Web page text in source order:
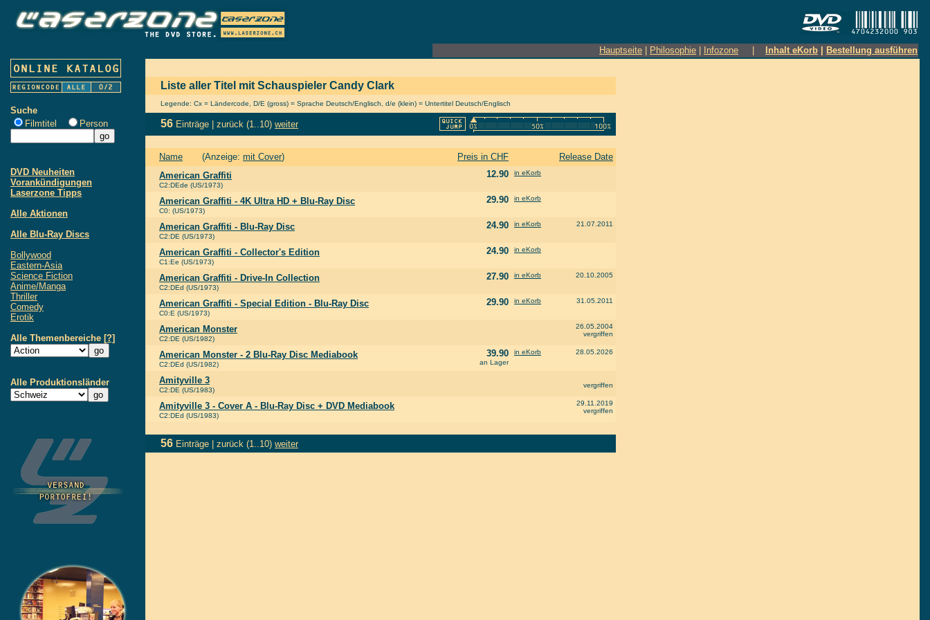
Hauptseite Philosophie Infozone Inhalt eKorb Bestellung ausführen
Suche
Filmtitel
Person
DVD Neuheiten
Vorankündigungen
Laserzone Tipps
Alle Aktionen
Alle Blu-Ray Discs
Bollywood
Eastern-Asia
Science Fiction
Anime/Manga
Thriller
Comedy
Erotik
Alle Themenbereiche [?]
Alle Produktionsländer
Liste aller Titel mit Schauspieler Candy Clark
Legende: Cx = Ländercode, D/E (gross) = Sprache Deutsch/Englisch, d/e (klein) = Untertitel Deutsch/Englisch
56 Einträge | zurück (1..10) weiter
Name (Anzeige: mit Cover) Preis in CHF
Release Date
American Graffiti
C2:DEde (US/1973)
12.90 in eKorb
American Graffiti - 4K Ultra HD + Blu-Ray Disc
C0: (US/1973)
29.90 in eKorb
American Graffiti - Blu-Ray Disc
C2:DE (US/1973)
24.90 in eKorb 21.07.2011
American Graffiti - Collector's Edition
C1:Ee (US/1973)
24.90 in eKorb
American Graffiti - Drive-In Collection
C2:DEd (US/1973)
27.90 in eKorb 20.10.2005
American Graffiti - Special Edition - Blu-Ray Disc
C0:E (US/1973)
29.90 in eKorb 31.05.2011
American Monster
C2:DE (US/1982)
26.05.2004
vergriffen
American Monster - 2 Blu-Ray Disc Mediabook
C2:DEd (US/1982)
39.90
an Lager
in eKorb 28.05.2026
Amityville 3
C2:DE (US/1983)
vergriffen
Amityville 3 - Cover A - Blu-Ray Disc + DVD Mediabook
C2:DEd (US/1983)
29.11.2019
vergriffen
56 Einträge | zurück (1..10) weiter